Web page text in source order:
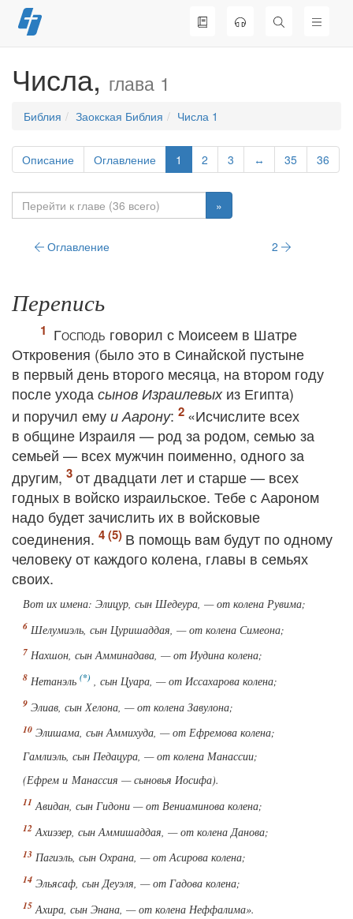
Перейти
к
Числа, глава 1
Библия Заокская Библия Числа 1
Описание Оглавление 1 2 3 ↔ 35 36
»
Оглавление 2
Перепись
Господь говорил с Моисеем в Шатре
Откровения (было это в Синайской пустыне
в первый день второго месяца, на втором году
после ухода сынов Израилевыхиз Египта)
и поручил ему и Аарону:
«Исчислите всех
в общине Израиля — род за родом, семью за
семьей — всех мужчин поименно, одного за
другим,
от двадцати лет и старше — всех
годных в войско израильское. Тебе с Аароном
надо будет зачислить их в войсковые
соединения.
В помощь вам будут по одному
человеку от каждого колена, главы в семьях
своих.
Вот их имена: Элицур, сын Шедеура, — от колена Рувима;
Шелумиэль, сын Цуришаддая, — от колена Симеона;
Нахшон, сын Амминадава, — от Иудина колена;
Нетанэль
, сын Цуара, — от Иссахарова колена;
Элиав, сын Хелона, — от колена Завулона;
Элишама, сын Аммихуда, — от Ефремова колена;
Гамлиэль, сын Педацура, — от колена Манассии;
(Ефрем и Манассия — сыновья Иосифа).
Авидан, сын Гидони — от Вениаминова колена;
Ахиэзер, сын Аммишаддая, — от колена Данова;
Пагиэль, сын Охрана, — от Асирова колена;
Эльясаф, сын Деуэля, — от Гадова колена;
Ахира, сын Энана, — от колена Неффалима».